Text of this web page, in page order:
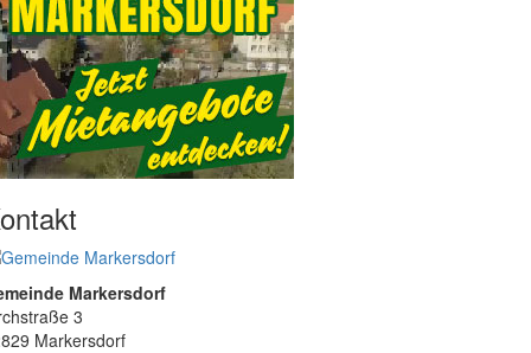
Markersdorf
3
Markersdorf